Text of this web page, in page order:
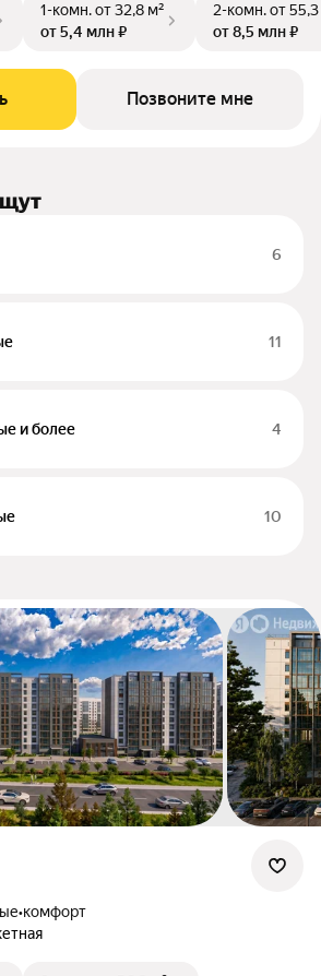
1-комн.от 32,8 м²
от 5,4 млн ₽
2-комн.от
от 8,5 млн ₽
Позвоните мне
6
11
и более 4
10
•комфорт